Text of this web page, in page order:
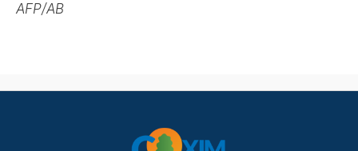
AFP/AB